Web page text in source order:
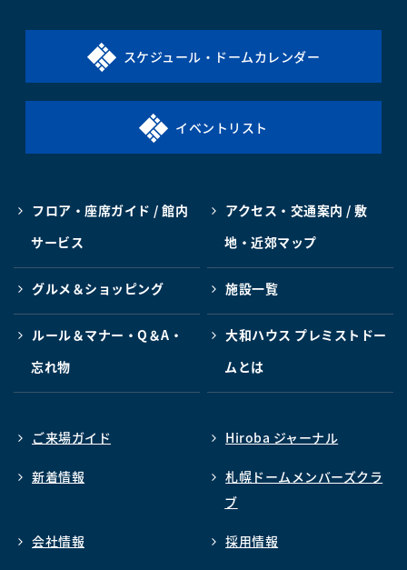
スケジュール・ドームカレンダー
イベントリスト
フロア・座席ガイド / 館内
サービス
アクセス・交通案内 / 敷
地・近郊マップ
グルメ＆ショッピング 施設一覧
ルール＆マナー・Q＆A・
忘れ物
大和ハウス プレミストドー
ムとは
ご来場ガイド Hiroba ジャーナル
新着情報
札幌ドームメンバーズクラ
ブ
会社情報 採用情報